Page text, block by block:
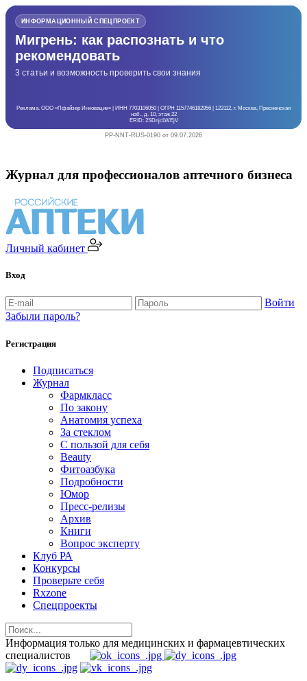
ИНФОРМАЦИОННЫЙ СПЕЦПРОЕКТ
Мигрень: как распознать и что
рекомендовать
3 статьи и возможность проверить свои знания
Реклама. ООО «Пфайзер Инновации» | ИНН 7703106050 | ОГРН 1157746182956 | 123112, г. Москва, Пресненская
наб., д. 10, этаж 22
ERID: 2SDnjcLWEjV
PP-NNT-RUS-0190 от 09.07.2026
Журнал для профессионалов аптечного бизнеса
Личный кабинет
Вход
Войти
Забыли пароль?
Регистрация
Подписаться
Журнал
Фармкласс
По закону
Анатомия успеха
За стеклом
С пользой для себя
Beauty
Фитоазбука
Подробности
Юмор
Пресс-релизы
Архив
Книги
Вопрос эксперту
Клуб РА
Конкурсы
Проверьте себя
Rxzone
Спецпроекты
Информация только для медицинских и фармацевтических
специалистов